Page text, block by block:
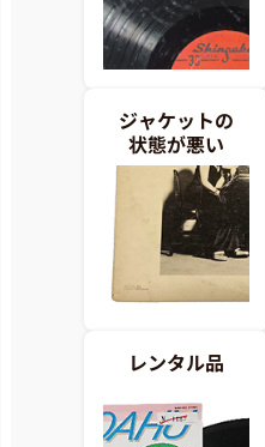
ジャケットの
状態が悪い
レンタル品